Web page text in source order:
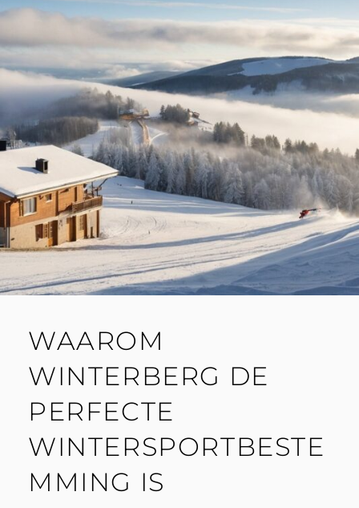
WAAROM
WINTERBERG DE
PERFECTE
WINTERSPORTBESTE
MMING IS